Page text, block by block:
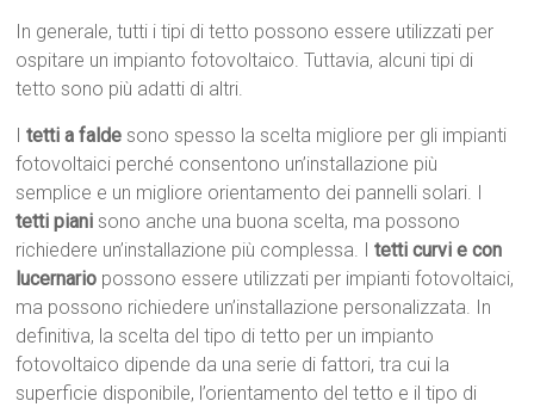
In generale, tutti i tipi di tetto possono essere utilizzati per
ospitare un impianto fotovoltaico. Tuttavia, alcuni tipi di
tetto sono più adatti di altri.
Itetti a falde sono spesso la scelta migliore per gli impianti
fotovoltaici perché consentono un’installazione più
semplice e un migliore orientamento dei pannelli solari. I
tetti piani sono anche una buona scelta, ma possono
richiedere un’installazione più complessa. Itetti curvi e con
lucernario possono essere utilizzati per impianti fotovoltaici,
ma possono richiedere un’installazione personalizzata. In
definitiva, la scelta del tipo di tetto per un impianto
fotovoltaico dipende da una serie di fattori, tra cui la
superficie disponibile, l’orientamento del tetto e il tipo di